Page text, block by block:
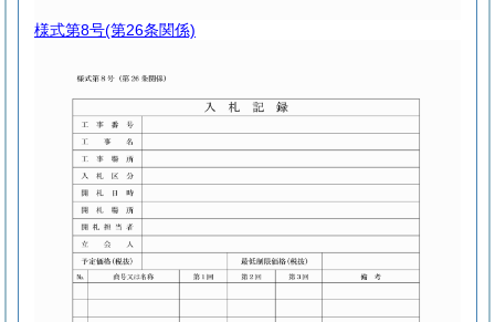
様式第8号(第26条関係)